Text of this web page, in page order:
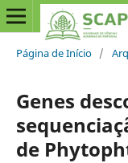
Página de Início /
Genes
de